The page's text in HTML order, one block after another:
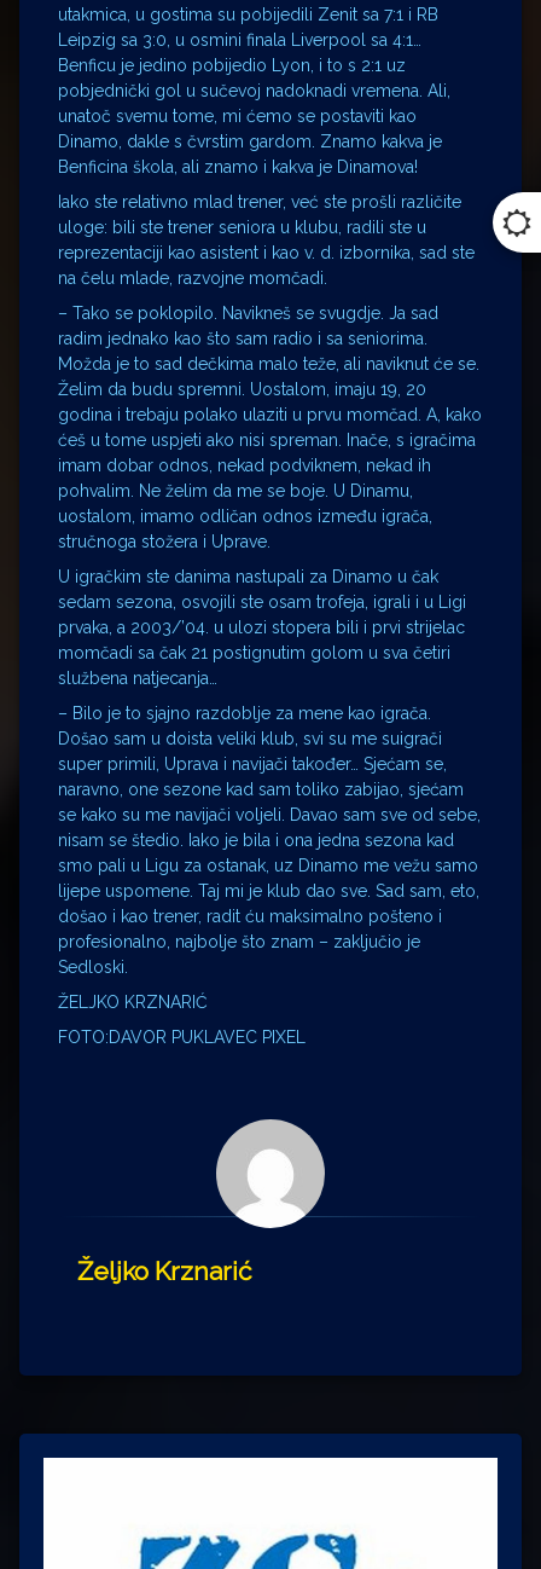
utakmica, u gostima su pobijedili Zenit sa 7:1 i RB
Leipzig sa 3:0, u osmini finala Liverpool sa 4:1…
Benficu je jedino pobijedio Lyon, i to s 2:1 uz
pobjednički gol u sučevoj nadoknadi vremena. Ali,
unatoč svemu tome, mi ćemo se postaviti kao
Dinamo, dakle s čvrstim gardom. Znamo kakva je
Benficina škola, ali znamo i kakva je Dinamova!
Iako ste relativno mlad trener, već ste prošli različite
uloge: bili ste trener seniora u klubu, radili ste u
reprezentaciji kao asistent i kao v. d. izbornika, sad ste
na čelu mlade, razvojne momčadi.
– Tako se poklopilo. Navikneš se svugdje. Ja sad
radim jednako kao što sam radio i sa seniorima.
Možda je to sad dečkima malo teže, ali naviknut će se.
Želim da budu spremni. Uostalom, imaju 19, 20
godina i trebaju polako ulaziti u prvu momčad. A, kako
ćeš u tome uspjeti ako nisi spreman. Inače, s igračima
imam dobar odnos, nekad podviknem, nekad ih
pohvalim. Ne želim da me se boje. U Dinamu,
uostalom, imamo odličan odnos između igrača,
stručnoga stožera i Uprave.
U igračkim ste danima nastupali za Dinamo u čak
sedam sezona, osvojili ste osam trofeja, igrali i u Ligi
prvaka, a 2003/’04. u ulozi stopera bili i prvi strijelac
momčadi sa čak 21 postignutim golom u sva četiri
službena natjecanja…
– Bilo je to sjajno razdoblje za mene kao igrača.
Došao sam u doista veliki klub, svi su me suigrači
super primili, Uprava i navijači također… Sjećam se,
naravno, one sezone kad sam toliko zabijao, sjećam
se kako su me navijači voljeli. Davao sam sve od sebe,
nisam se štedio. Iako je bila i ona jedna sezona kad
smo pali u Ligu za ostanak, uz Dinamo me vežu samo
lijepe uspomene. Taj mi je klub dao sve. Sad sam, eto,
došao i kao trener, radit ću maksimalno pošteno i
profesionalno, najbolje što znam – zaključio je
Sedloski.
ŽELJKO KRZNARIĆ
FOTO:DAVOR PUKLAVEC PIXEL
Željko Krznarić